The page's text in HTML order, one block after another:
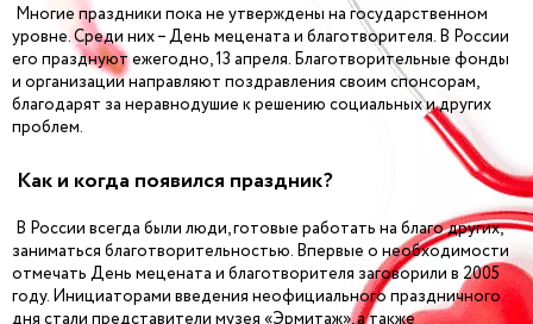
Многие праздники пока не утверждены на государственном
уровне. Среди них – День мецената и благотворителя. В России
его празднуют ежегодно, 13 апреля. Благотворительные фонды
и организации направляют поздравления своим спонсорам,
благодарят за неравнодушие к решению социальных и других
проблем.
Как и когда появился праздник?
В России всегда были люди, готовые работать на благо других,
заниматься благотворительностью. Впервые о необходимости
отмечать День мецената и благотворителя заговорили в 2005
году. Инициаторами введения неофициального праздничного
дня стали представители музея «Эрмитаж», а также